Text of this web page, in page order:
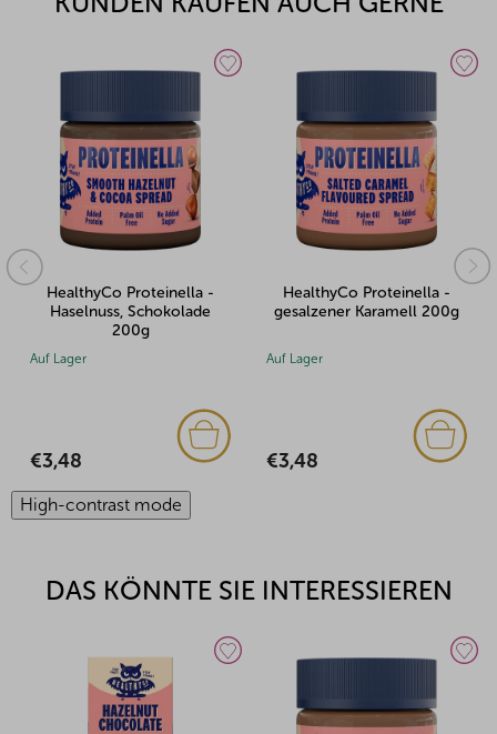
HealthyCo Proteinella -
Haselnuss, Schokolade
200g
Auf Lager
€3,48
HealthyCo Proteinella -
gesalzener Karamell 200g
Auf Lager
€3,48
High-contrast mode
DAS KÖNNTE SIE INTERESSIEREN